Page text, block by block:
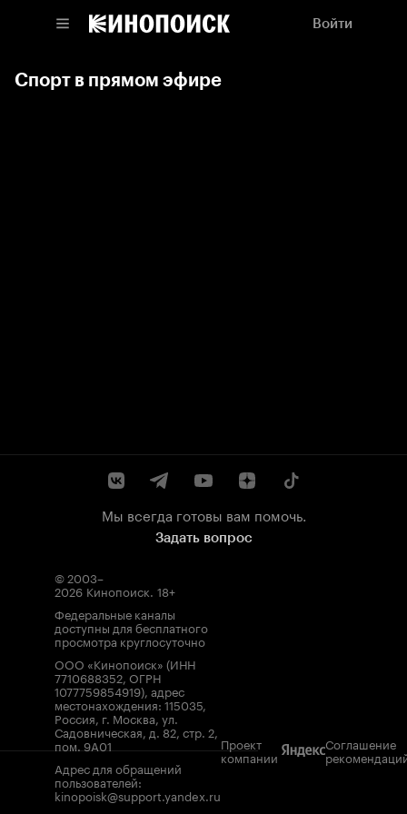
Войти
Спорт в прямом эфире
Мы всегда готовы вам помочь.
Задать вопрос
© 2003–
2026 Кинопоиск. 18+
Федеральные каналы
доступны для бесплатного
просмотра круглосуточно
ООО «Кинопоиск» (ИНН
7710688352, ОГРН
1077759854919), адрес
местонахождения: 115035,
Россия, г. Москва, ул.
Садовническая, д. 82, стр. 2,
пом. 9А01
Адрес для обращений
пользователей:
kinopoisk@support.yandex.ru
Проект
компании
Соглашение